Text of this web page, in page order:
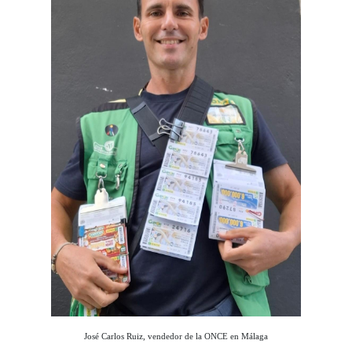
José Carlos Ruiz, vendedor de la ONCE en Málaga